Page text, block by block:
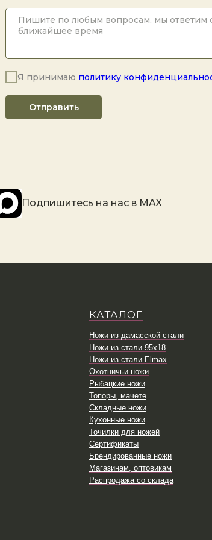
Я принимаю политику
Отправить
Подпишитесь на наc в MAX
КАТАЛОГ
Ножи из дамасской стали
Ножи из стали 95х18
Ножи из стали Elmax
Охотничьи ножи
Рыбацкие ножи
Топоры, мачете
Складные ножи
Кухонные ножи
Точилки для ножей
Сертификаты
Брендированные ножи
Магазинам, оптовикам
Распродажа со склада